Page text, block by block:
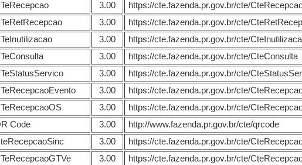
3.00
https://cte.fazenda.pr.gov.br/cte/
3.00
https://cte.fazenda.pr.gov.br/cte/
3.00
https://cte.fazenda.pr.gov.br/cte/
3.00
https://cte.fazenda.pr.gov.br/cte/CteConsulta
3.00
https://cte.fazenda.pr.gov.br/cte/
3.00
https://cte.fazenda.pr.gov.br/cte/
3.00
https://cte.fazenda.pr.gov.br/cte/
Code
3.00
http://www.fazenda.pr.gov.br/cte/qrcode
3.00
https://cte.fazenda.pr.gov.br/cte/
3.00
https://cte.fazenda.pr.gov.br/cte/